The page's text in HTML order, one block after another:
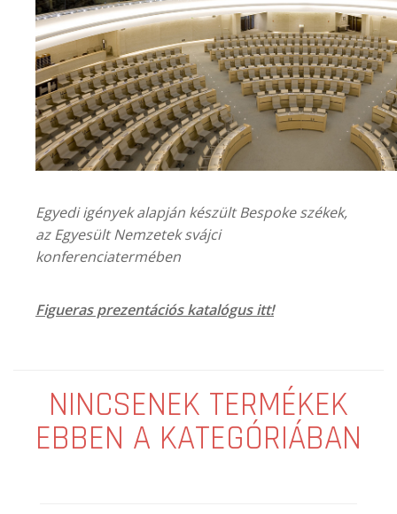
Egyedi igények alapján készült Bespoke székek,
az Egyesült Nemzetek svájci
konferenciatermében
Figueras prezentációs katalógus itt!
NINCSENEK TERMÉKEK
EBBEN A KATEGÓRIÁBAN